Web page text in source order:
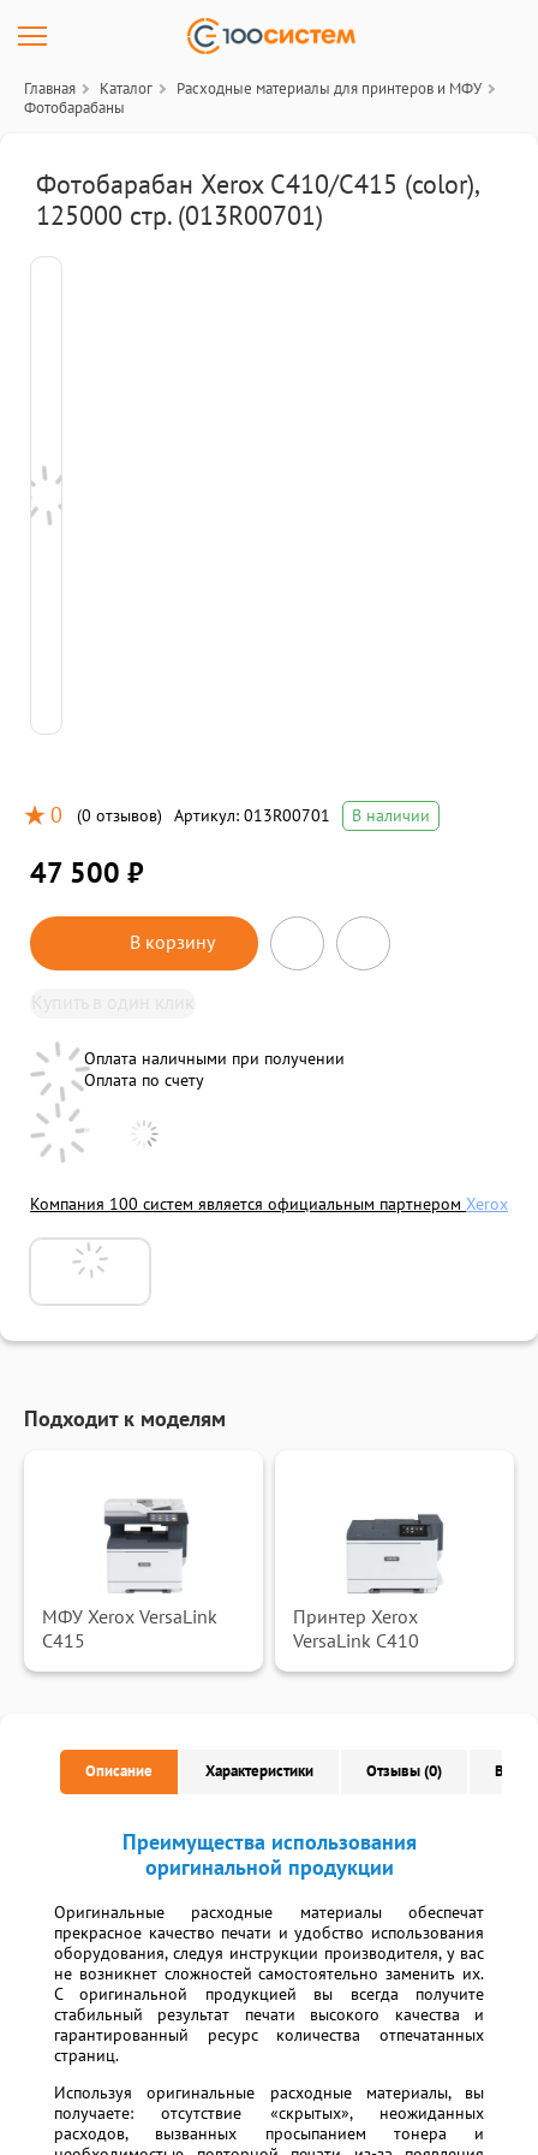
Главная Каталог
Расходные материалы для принтеров и МФУ
Фотобарабаны
Фотобарабан Xerox C410/C415 (color),
125000 стр. (013R00701)
0 (0 отзывов) Артикул: 013R00701 В наличии
47 500 ₽
В корзину
Оплата наличными при получении
Оплата по счету
Компания 100 систем является официальным партнером Xerox
Подходит к моделям
МФУ Xerox VersaLink
C415
Принтер Xerox
VersaLink C410
Описание Характеристики Отзывы (0)
Преимущества использования
оригинальной продукции
Оригинальные расходные материалы обеспечат
прекрасное качество печати и удобство использования
оборудования, следуя инструкции производителя, у вас
не возникнет сложностей самостоятельно заменить их.
С оригинальной продукцией вы всегда получите
стабильный результат печати высокого качества и
гарантированный ресурс количества отпечатанных
страниц.
Используя оригинальные расходные материалы, вы
получаете: отсутствие «скрытых», неожиданных
расходов, вызванных просыпанием тонера и